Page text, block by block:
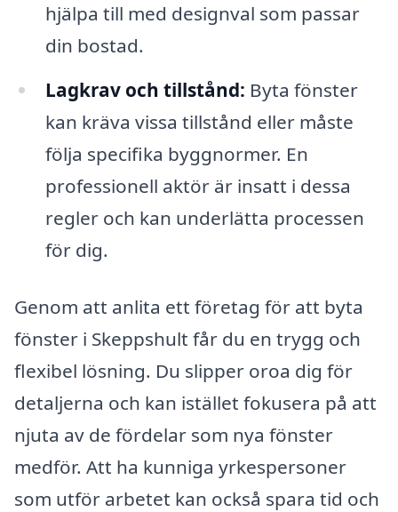
hjälpa till med designval som passar
din bostad.
Lagkrav och tillstånd: Byta fönster
kan kräva vissa tillstånd eller måste
följa specifika byggnormer. En
professionell aktör är insatt i dessa
regler och kan underlätta processen
för dig.
Genom att anlita ett företag för att byta
fönster i Skeppshult får du en trygg och
flexibel lösning. Du slipper oroa dig för
detaljerna och kan istället fokusera på att
njuta av de fördelar som nya fönster
medför. Att ha kunniga yrkespersoner
som utför arbetet kan också spara tid och